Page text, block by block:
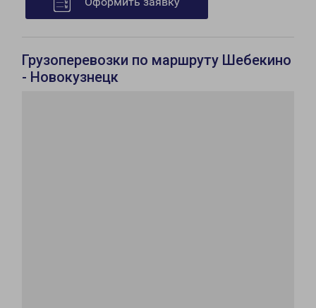
Грузоперевозки по маршруту Шебекино
- Новокузнецк